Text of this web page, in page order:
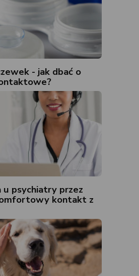
- jak dbać o
u psychiatry przez
kontakt z